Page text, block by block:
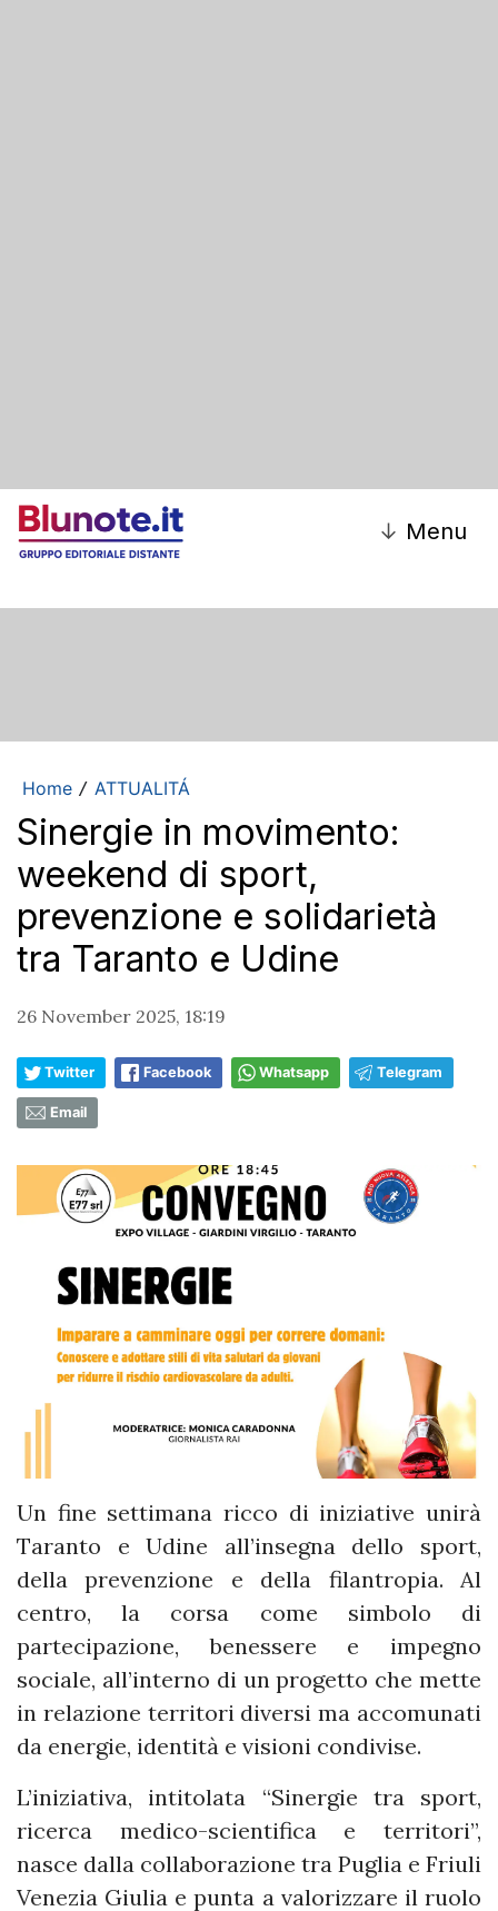
↓ Menu
Home / ATTUALITÁ
Sinergie in movimento:
weekend di sport,
prevenzione e solidarietà
tra Taranto e Udine
26 November 2025, 18:19
Twitter Facebook Whatsapp Telegram
Email
Un fine settimana ricco di iniziative unirà
Taranto e Udine all’insegna dello sport,
della prevenzione e della filantropia. Al
centro, la corsa come simbolo di
partecipazione, benessere e impegno
sociale, all’interno di un progetto che mette
in relazione territori diversi ma accomunati
da energie, identità e visioni condivise.
L’iniziativa, intitolata “Sinergie tra sport,
ricerca medico-scientifica e territori”,
nasce dalla collaborazione tra Puglia e Friuli
Venezia Giulia e punta a valorizzare il ruolo